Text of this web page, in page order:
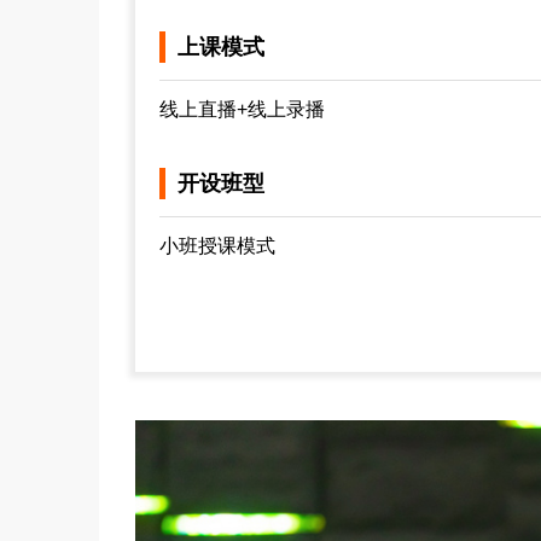
上课模式
线上直播+线上录播
开设班型
小班授课模式